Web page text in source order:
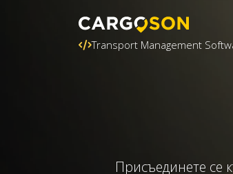
Transport Management
Присъединете се